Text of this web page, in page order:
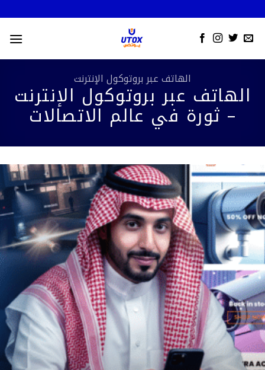
to
content
الهاتف عبر بروتوكول الإنترنت
الهاتف عبر بروتوكول الإنترنت
– ثورة في عالم الاتصالات